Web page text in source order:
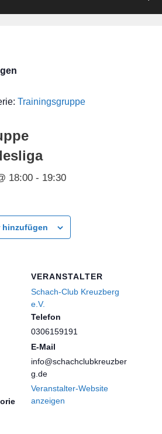
Trainingsgruppe
18:00 - 19:30
hinzufügen
VERANSTALTER
Schach-Club Kreuzberg
e.V.
Telefon
0306159191
E-Mail
info@schachclubkreuzber
g.de
Veranstalter-Website
anzeigen